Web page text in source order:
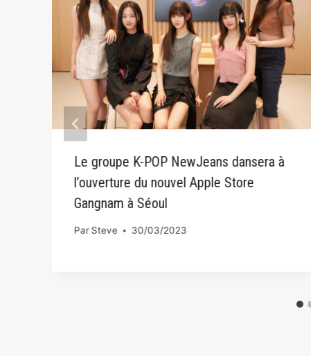
Le groupe K-POP NewJeans dansera à
l’ouverture du nouvel Apple Store
Gangnam à Séoul
ParSteve 30/03/2023